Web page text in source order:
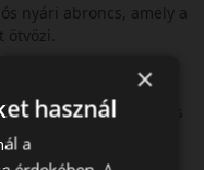
nyári abroncs, amely a
biztosít nedves
×
használ
a